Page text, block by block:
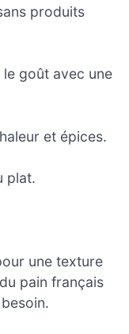
produits
le goût avec une
et épices.
plat.
une texture
pain français